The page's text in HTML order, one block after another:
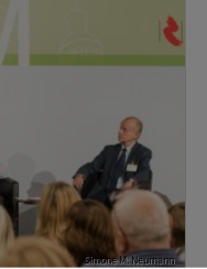
Simone M. Neumann